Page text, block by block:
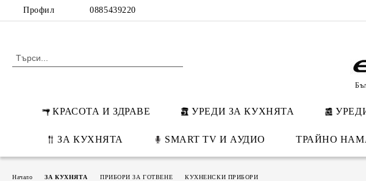
Профил 0885439220
КРАСОТА И ЗДРАВЕ УРЕДИ ЗА КУХНЯТА
ЗА КУХНЯТА SMART TV И АУДИО ТРАЙНО
Начало ЗА КУХНЯТА ПРИБОРИ ЗА ГОТВЕНЕ КУХНЕНСКИ ПРИБОРИ